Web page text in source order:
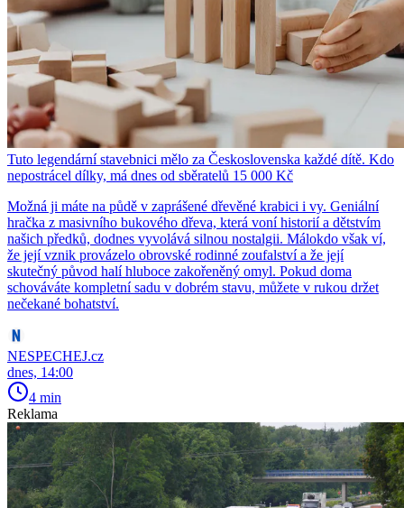
Tuto legendární stavebnici mělo za Československa každé dítě. Kdo
nepostrácel dílky, má dnes od sběratelů 15 000 Kč
Možná ji máte na půdě v zaprášené dřevěné krabici i vy. Geniální
hračka z masivního bukového dřeva, která voní historií a dětstvím
našich předků, dodnes vyvolává silnou nostalgii. Málokdo však ví,
že její vznik provázelo obrovské rodinné zoufalství a že její
skutečný původ halí hluboce zakořeněný omyl. Pokud doma
schováváte kompletní sadu v dobrém stavu, můžete v rukou držet
nečekané bohatství.
NESPECHEJ.cz
dnes, 14:00
4 min
Reklama